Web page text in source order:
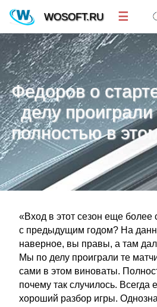
Федоров о
делу
полностью в
«Вход в этот сезон еще более
с предыдущим годом? На
наверное, вы правы, а там
Мы по делу проиграли те
сами в этом виноваты.
почему так случилось. Всегда
хороший разбор игры.
WOSOFT.RU ☰
Новости»
Тренд новостей»
Рубрики»
Правила